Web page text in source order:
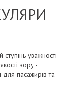
уважності
зору -
для пасажирів та